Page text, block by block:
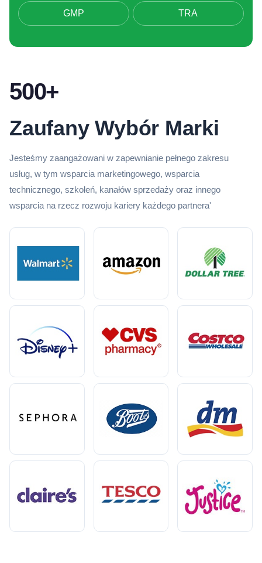
GMP TRA
500+
Zaufany Wybór Marki
Jesteśmy zaangażowani w zapewnianie pełnego zakresu
usług, w tym wsparcia marketingowego, wsparcia
technicznego, szkoleń, kanałów sprzedaży oraz innego
wsparcia na rzecz rozwoju kariery każdego partnera'